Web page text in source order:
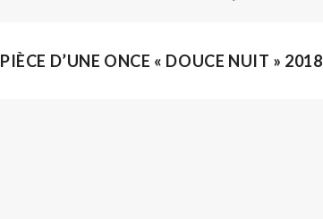
PIÈCE D’UNE ONCE « DOUCE NUIT » 2018